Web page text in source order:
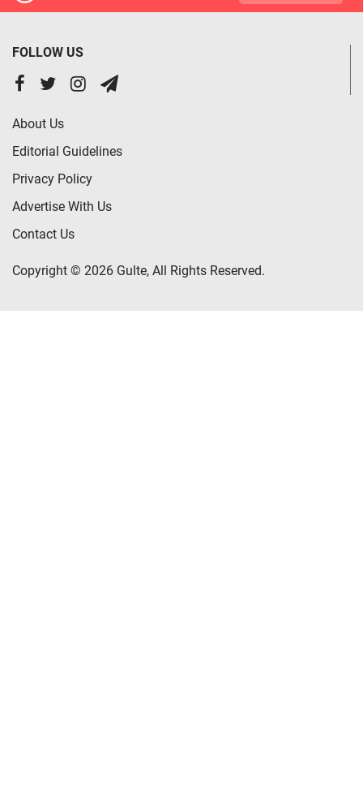
FOLLOW US
About Us
Editorial Guidelines
Privacy Policy
Advertise With Us
Contact Us
Copyright © 2026 Gulte, All Rights Reserved.